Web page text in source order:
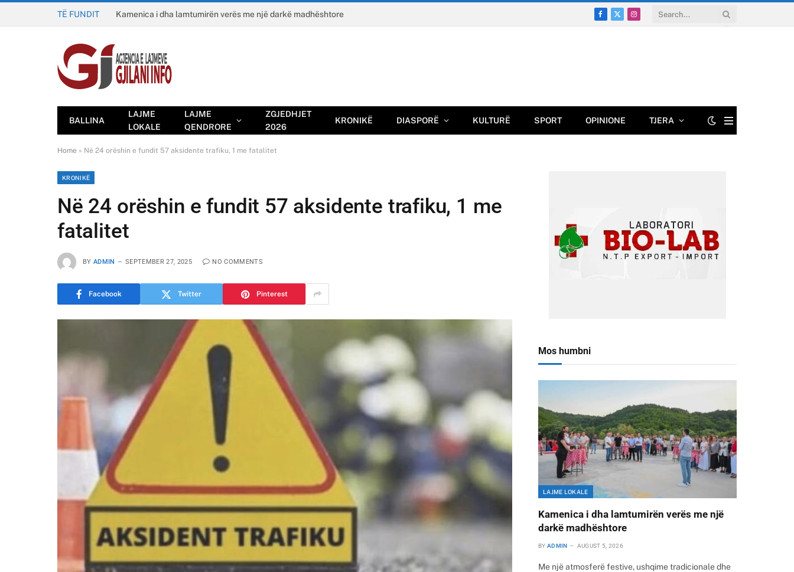
TË FUNDIT Kamenica i dha lamtumirën verës me një darkë madhështore
Facebook
X
Instagram
BALLINA
LAJME
LOKALE
LAJME
QENDRORE
ZGJEDHJET
2026
KRONIKË DIASPORË KULTURË SPORT OPINIONE TJERA
Home » Në 24 orëshin e fundit 57 aksidente trafiku, 1 me fatalitet
KRONIKË
Në 24 orëshin e fundit 57 aksidente trafiku, 1 me
fatalitet
BY ADMIN SEPTEMBER 27, 2025 NO COMMENTS
Facebook Twitter Pinterest
Mos humbni
LAJME LOKALE
Kamenica i dha lamtumirën verës me një
darkë madhështore
BY ADMIN AUGUST 5, 2026
Me një atmosferë festive, ushqime tradicionale dhe